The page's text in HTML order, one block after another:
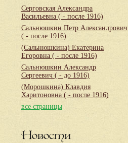
Серговская Александра
Васильевна ( - после 1916)
Сальнюшкин Петр Александрович
( - после 1916)
(Сальнюшкина) Екатерина
Егоровна ( - после 1916)
Сальнюшкин Александр
Сергеевич ( - до 1916)
(Морошкина) Клавдия
Харитоновна ( - после 1916)
все страницы
Новости